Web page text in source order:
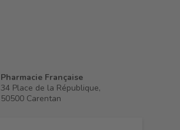
Pharmacie Française
34 Place de la République,
50500 Carentan